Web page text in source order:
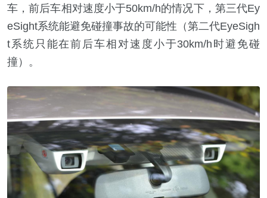
车，前后车相对速度小于50km/h的情况下，第三代Ey
eSight系统能避免碰撞事故的可能性（第二代EyeSigh
t系统只能在前后车相对速度小于30km/h时避免碰
撞）。